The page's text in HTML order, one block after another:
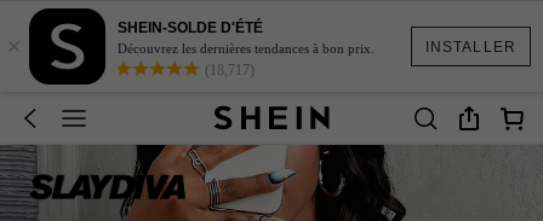
INSTALLER
×
SHEIN-SOLDE D'ÉTÉ
Découvrez les dernières tendances à bon prix.
(18,717)